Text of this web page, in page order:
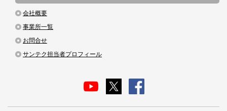
会社概要
事業所一覧
お問合せ
サンテク担当者プロフィール